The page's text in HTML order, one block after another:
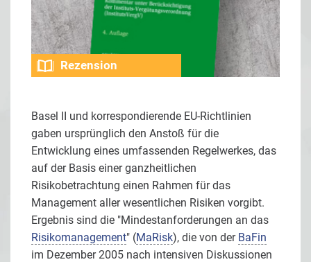
Rezension
Basel II und korrespondierende EU-Richtlinien
gaben ursprünglich den Anstoß für die
Entwicklung eines umfassenden Regelwerkes, das
auf der Basis einer ganzheitlichen
Risikobetrachtung einen Rahmen für das
Management aller wesentlichen Risiken vorgibt.
Ergebnis sind die "Mindestanforderungen an das
Risikomanagement" (MaRisk), die von der BaFin
im Dezember 2005 nach intensiven Diskussionen